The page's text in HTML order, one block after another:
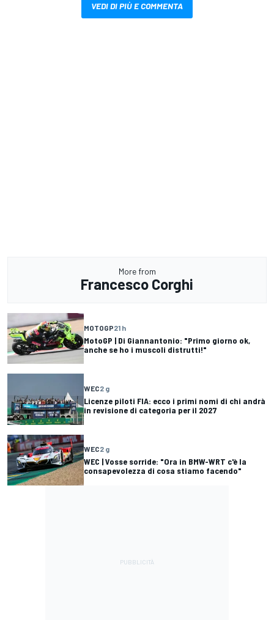
VEDI DI PIÙ E COMMENTA
More from
Francesco Corghi
MOTOGP21 h
MotoGP | Di Giannantonio: "Primo giorno ok,
anche se ho i muscoli distrutti!"
WEC2 g
Licenze piloti FIA: ecco i primi nomi di chi andrà
in revisione di categoria per il 2027
WEC2 g
WEC | Vosse sorride: "Ora in BMW-WRT c'è la
consapevolezza di cosa stiamo facendo"